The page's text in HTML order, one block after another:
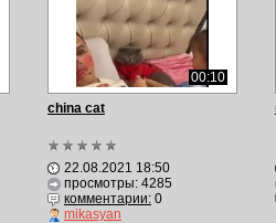
00:10
china cat
22.08.2021 18:50
просмотры: 4285
комментарии:0
mikasyan